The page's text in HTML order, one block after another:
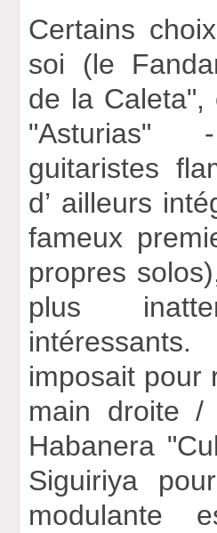
Certains
soi (le
de la
"Asturias"
guitaristes
d’ ailleurs
fameux
propres
plus
imposait pour
main droite
Habanera
Siguiriya
modulante